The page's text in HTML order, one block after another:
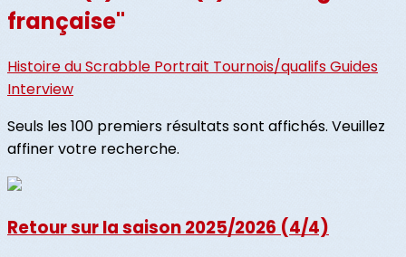
française"
Histoire du Scrabble Portrait Tournois/qualifsGuides
Interview
Seuls les 100 premiers résultats sont affichés. Veuillez
affiner votre recherche.
Retour sur la saison 2025/2026 (4/4)